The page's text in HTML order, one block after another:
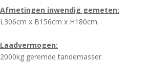
Afmetingen inwendig gemeten:
L306cm x B156cm x H180cm.
Laadvermogen:
2000kg geremde tandemasser.